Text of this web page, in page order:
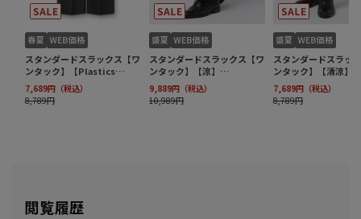
閲覧履歴